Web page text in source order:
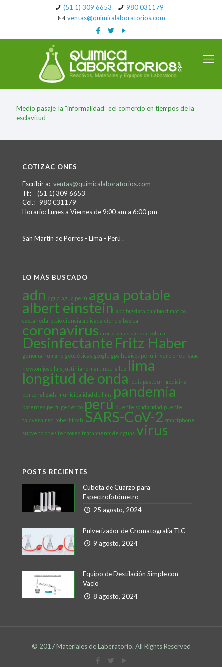
(51 1) 309 6653
980 031179
ventas@quimicalaboratorios.com
Medio pasaje, la “informalidad” del comercio en tiempos de la
esclavitud
COTIZACIONES
Escribir a: ventas@quimicalaboratorios.com
Tf.: (51 1) 309 6653
Cel.: 980 031179
Horario: Lunes a Viernes de 9:00 am a 6:00 pm
San Martín de Porres - Lima - Perú .
LO MÁS BUSCADO
adn agua agua perú agua potable
albert einstein app big data cambio climático
castañeda lossio ciencia aplicada ciencia básica
coronavirus cromosomas cáncer cólera
Desinfectante Fritz Haber
genoma humano geodésicas google gps huaicos perú invenciones isaac
newton josé luis justiniano martínez la luz lima
longitud de onda louis pasteur medicina
personalizada municipalidad de lima pandemia
patentes perfil genético perú puente solidaridad puente
talavera red robert koch SARS-CoV-2 smartphone
subvenciones tensores tratamiento de aguas virus
POSTS RECIENTES
Cubeta de Cuarzo para
Espectrofotómetro
25 agosto, 2024
Pulverizador de Cromatografía TLC
9 agosto, 2024
Equipo de Destilación Simple con
Vacío
8 agosto, 2024
© 2017 Materiales de Laboratorio. All Rights Reserved